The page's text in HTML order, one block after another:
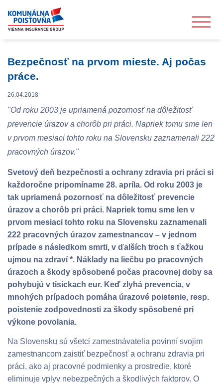
Bezpečnosť na prvom mieste. Aj počas
práce.
26.04.2018
"Od roku 2003 je upriamená pozornosť na dôležitosť
prevencie úrazov a chorôb pri práci. Napriek tomu sme len
v prvom mesiaci tohto roku na Slovensku zaznamenali 222
pracovných úrazov."
Svetový deň bezpečnosti a ochrany zdravia pri práci si
každoročne pripomíname 28. apríla. Od roku 2003 je
tak upriamená pozornosť na dôležitosť prevencie
úrazov a chorôb pri práci. Napriek tomu sme len v
prvom mesiaci tohto roku na Slovensku zaznamenali
222 pracovných úrazov zamestnancov – v jednom
prípade s následkom smrti, v ďalších troch s ťažkou
ujmou na zdraví *. Náklady na liečbu po pracovných
úrazoch a škody spôsobené počas pracovnej doby sa
pohybujú v tisíckach eur. Keď zlyhá prevencia, v
mnohých prípadoch pomáha úrazové poistenie, resp.
poistenie zodpovednosti za škody spôsobené pri
výkone povolania.
Na Slovensku sú všetci zamestnávatelia povinní svojim
zamestnancom zaistiť bezpečnosť a ochranu zdravia pri
práci, ako aj pracovné podmienky a prostredie, ktoré
eliminuje vplyv nebezpečných a škodlivých faktorov. O